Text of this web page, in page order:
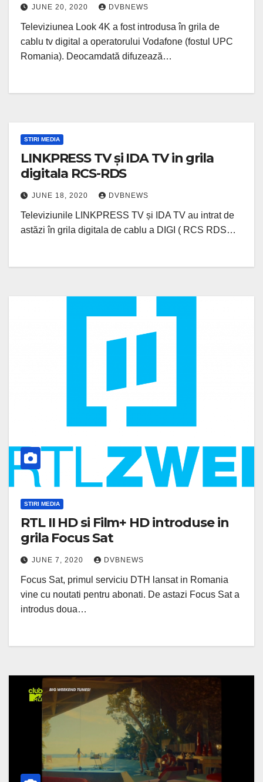
JUNE 20, 2020 DVBNEWS
Televiziunea Look 4K a fost introdusa în grila de
cablu tv digital a operatorului Vodafone (fostul UPC
Romania). Deocamdată difuzează…
STIRI MEDIA
LINKPRESS TV și IDA TV in grila
digitala RCS-RDS
JUNE 18, 2020 DVBNEWS
Televiziunile LINKPRESS TV și IDA TV au intrat de
astăzi în grila digitala de cablu a DIGI ( RCS RDS…
STIRI MEDIA
RTL II HD si Film+ HD introduse in
grila Focus Sat
JUNE 7, 2020 DVBNEWS
Focus Sat, primul serviciu DTH lansat in Romania
vine cu noutati pentru abonati. De astazi Focus Sat a
introdus doua…